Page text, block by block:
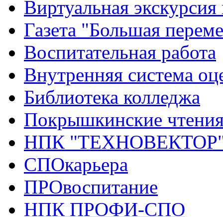
Виртуальная
Газета "Большая
Воспитательная работа
Внутренняя система
Библиотека колледжа
Покрышкинские
НПК
СПОкарьера
ПРОвоспитание
НПК ПРОФИ-СПО